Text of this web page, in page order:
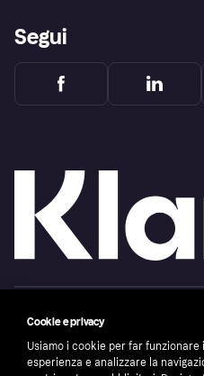
Segui
rights reserved. Klarna Bank AB (publ).
Cookies
Cookie e privacy
Usiamo i cookie per far
esperienza e analizzare la